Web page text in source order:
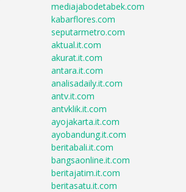
mediajabodetabek.com
kabarflores.com
seputarmetro.com
aktual.it.com
akurat.it.com
antara.it.com
analisadaily.it.com
antv.it.com
antvklik.it.com
ayojakarta.it.com
ayobandung.it.com
beritabali.it.com
bangsaonline.it.com
beritajatim.it.com
beritasatu.it.com